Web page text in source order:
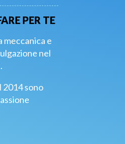
PER TE
meccanica e
nel
2014 sono